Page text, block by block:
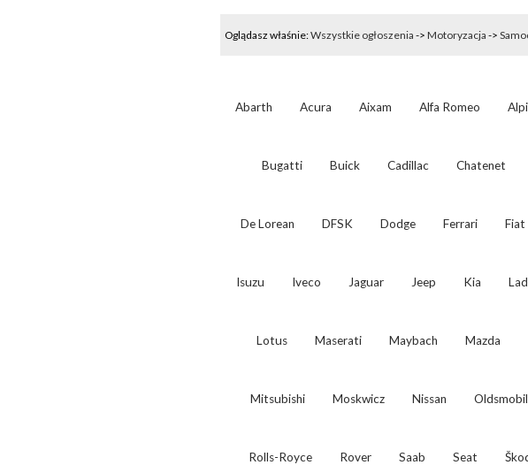
Oglądasz właśnie:Wszystkie ogłoszenia -> Motoryzacja ->
Abarth Acura Aixam Alfa Romeo
Bugatti Buick Cadillac Chatenet
De Lorean DFSK Dodge Ferrari Fiat
Isuzu Iveco Jaguar Jeep Kia
Lotus Maserati Maybach Mazda
Mitsubishi Moskwicz Nissan
Rolls-Royce Rover Saab Seat